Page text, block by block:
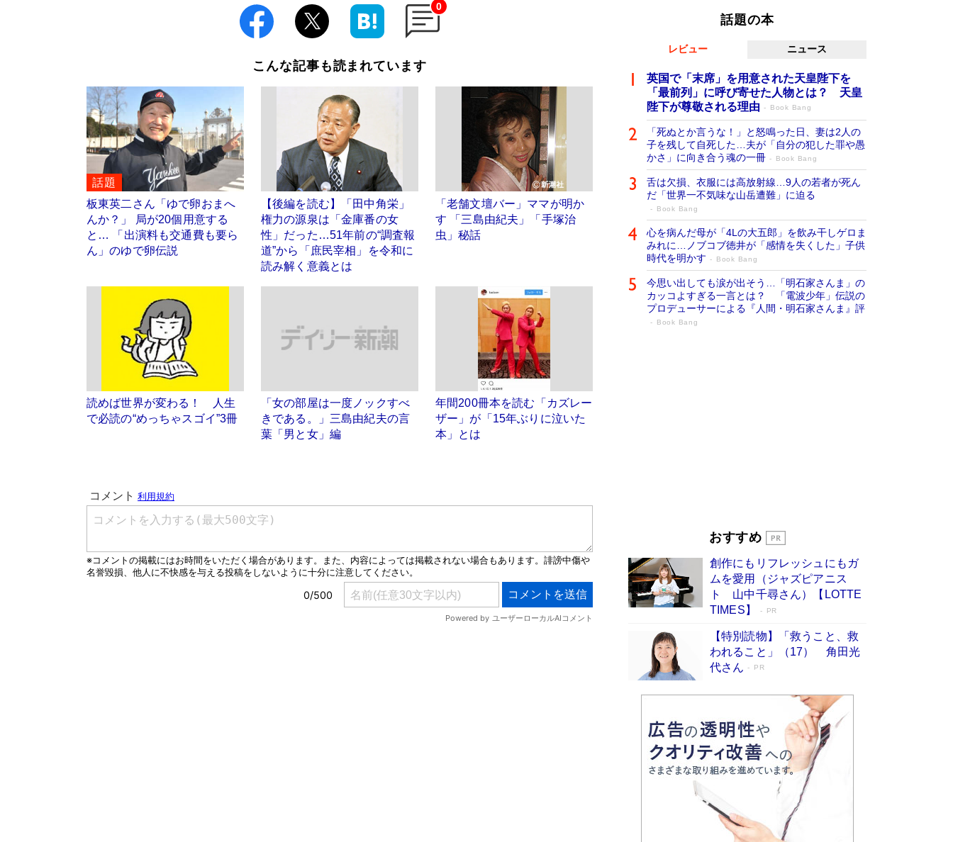
0
こんな記事も読まれています
話題
板東英二さん「ゆで卵おまへ
んか？」 局が20個用意する
と… 「出演料も交通費も要ら
ん」のゆで卵伝説
【後編を読む】「田中角栄」
権力の源泉は「金庫番の女
性」だった…51年前の“調査報
道”から「庶民宰相」を令和に
読み解く意義とは
「老舗文壇バー」ママが明か
す 「三島由紀夫」「手塚治
虫」秘話
読めば世界が変わる！ 人生
で必読の“めっちゃスゴイ”3冊
「女の部屋は一度ノックすべ
きである。」三島由紀夫の言
葉「男と女」編
年間200冊本を読む「カズレー
ザー」が「15年ぶりに泣いた
本」とは
話題の本
レビュー ニュース
英国で「末席」を用意された天皇陛下を
「最前列」に呼び寄せた人物とは？ 天皇
陛下が尊敬される理由
Book Bang
「死ぬとか言うな！」と怒鳴った日、妻は2人の
子を残して自死した…夫が「自分の犯した罪や愚
かさ」に向き合う魂の一冊
Book Bang
舌は欠損、衣服には高放射線…9人の若者が死ん
だ「世界一不気味な山岳遭難」に迫る
Book Bang
心を病んだ母が「4Lの大五郎」を飲み干しゲロま
みれに…ノブコブ徳井が「感情を失くした」子供
時代を明かす
Book Bang
今思い出しても涙が出そう…「明石家さんま」の
カッコよすぎる一言とは？ 「電波少年」伝説の
プロデューサーによる『人間・明石家さんま』評
Book Bang
版には「宇宙で描かれたマンガ」も収録
友近氏、絶賛！ 鎌倉を舞台に、孤独を抱えた
人々が新たな一歩を踏み出す連作短篇集『海のほ
とりのプラネット』試し読み
Book Bang
おすすめ
創作にもリフレッシュにもガ
ムを愛用（ジャズピアニス
ト 山中千尋さん）【LOTTE
TIMES】
PR
【特別読物】「救うこと、救
われること」（17） 角田光
代さん
PR